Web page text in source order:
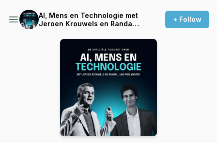
AI, Mens en Technologie met
Jeroen Krouwels en Randall
+ Follow